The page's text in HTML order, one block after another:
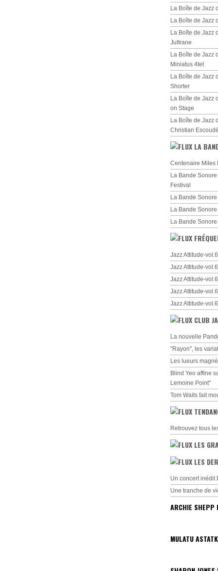
La Boîte de Jazz
La Boîte de Jazz
La Boîte de Jazz
Jultrane
La Boîte de Jazz
Miniatus 4tet
La Boîte de Jazz
Shorter
La Boîte de Jazz
on Stage
La Boîte de Jazz
Christian
LA
Centenaire Miles
La Bande
Festival
La Bande
La Bande
La Bande
Jazz Attitude-
Jazz Attitude-
Jazz Attitude-
Jazz Attitude-
Jazz Attitude-
CLUB
La nouvelle
"Rayon", les
Les lueurs
Blind Yeo affine
Lemoine Point"
Tom Waits fait
Retrouvez tous
LES
LES
Un concert inédit
Une tranche de
ARCHIE SHEPP
MULATU